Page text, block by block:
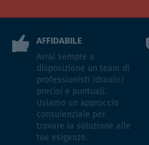
AFFIDABILE
Avrai sempre a
disposizione un team di
professionisti idraulici
precisi e puntuali.
Usiamo un approccio
consulenziale per
trovare la soluzione alle
tue esigenze.